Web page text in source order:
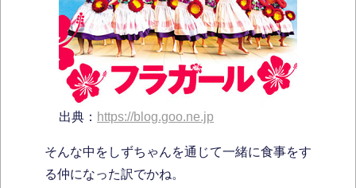
出典： https://blog.goo.ne.jp
そんな中をしずちゃんを通じて一緒に食事をす
る仲になった訳でかね。